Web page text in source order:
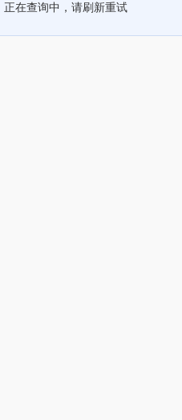
正在查询中，请刷新重试